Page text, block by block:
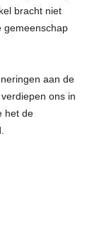
bracht niet
gemeenschap
aan de
ons in
het de